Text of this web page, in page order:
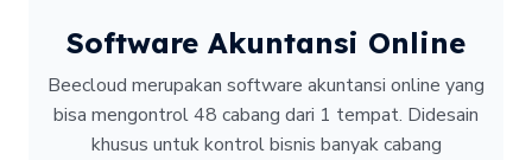
Software Akuntansi Online
Beecloud merupakan software akuntansi online yang
bisa mengontrol 48 cabang dari 1 tempat. Didesain
khusus untuk kontrol bisnis banyak cabang